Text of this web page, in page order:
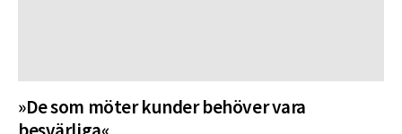
»De som möter kunder behöver vara